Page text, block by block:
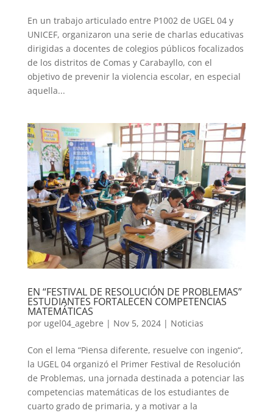
En un trabajo articulado entre P1002 de UGEL 04 y
UNICEF, organizaron una serie de charlas educativas
dirigidas a docentes de colegios públicos focalizados
de los distritos de Comas y Carabayllo, con el
objetivo de prevenir la violencia escolar, en especial
aquella...
EN “FESTIVAL DE RESOLUCIÓN DE PROBLEMAS”
ESTUDIANTES FORTALECEN COMPETENCIAS
MATEMÁTICAS
por ugel04_agebre | Nov 5, 2024| Noticias
Con el lema “Piensa diferente, resuelve con ingenio“,
la UGEL 04 organizó el Primer Festival de Resolución
de Problemas, una jornada destinada a potenciar las
competencias matemáticas de los estudiantes de
cuarto grado de primaria, y a motivar a la